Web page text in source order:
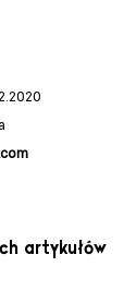
artykułów